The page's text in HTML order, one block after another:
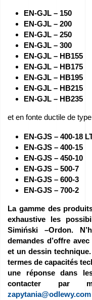
produits
Carrière
–
Déposez
vos
candidatures
Équipement
à
vendre
Subventions
de
l’UE
Nous
parrainons
EN-GJL – 150
EN-GJL – 200
EN-GJL – 250
EN-GJL – 300
EN-GJL – HB155
EN-GJL – HB175
EN-GJL – HB195
EN-GJL – HB215
EN-GJL – HB235
et en fonte ductile de
EN-GJS – 400-18
EN-GJS – 400-15
EN-GJS – 450-10
EN-GJS – 500-7
EN-GJS – 600-3
EN-GJS – 700-2
La gamme des
exhaustive les
Simiński –Ordon.
demandes d’offre
et un dessin
termes de capacités
une réponse dans
contacter par
zapytania@odlewy.com